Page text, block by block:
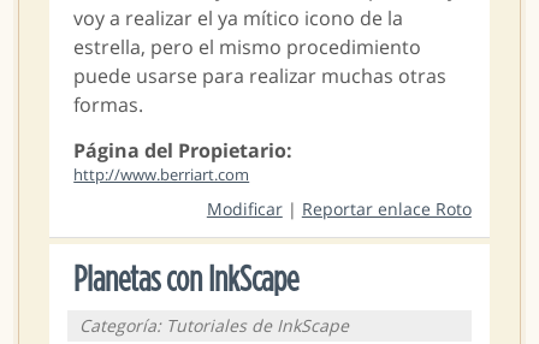
voy a realizar el ya mítico icono de la
estrella, pero el mismo procedimiento
puede usarse para realizar muchas otras
formas.
Página del Propietario:
http://www.berriart.com
Modificar| Reportar enlace Roto
Planetas con InkScape
Categoría: Tutoriales de InkScape